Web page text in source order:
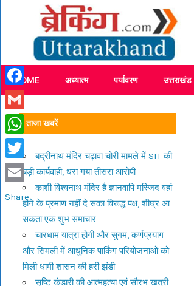
content
Breaking News Uttarakhand
HOME अध्यात्म पर्यावरण उत्तराखंड
ताजा खबरें
बद्रीनाथ मंदिर चढ़ावा चोरी मामले में SIT की
बड़ी कार्यवाही, धरा गया तीसरा आरोपी
काशी विश्वनाथ मंदिर है ज्ञानवापि मस्जिद वहां
होने के प्रमाण नहीं दे सका विरूद्ध पक्ष, शीघ्र आ
सकता एक शुभ समाचार
चारधाम यात्रा होगी और सुगम, कर्णप्रयाग
और सिमली में आधुनिक पार्किंग परियोजनाओं को
मिली धामी शासन की हरी झंडी
सृष्टि कंडारी की आत्महत्या एवं सौरभ खत्री
Facebook
Gmail
WhatsApp
Twitter
Email
Share